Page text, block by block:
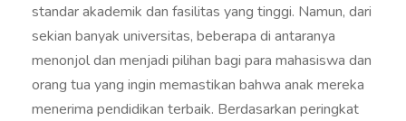
standar akademik dan fasilitas yang tinggi. Namun, dari
sekian banyak universitas, beberapa di antaranya
menonjol dan menjadi pilihan bagi para mahasiswa dan
orang tua yang ingin memastikan bahwa anak mereka
menerima pendidikan terbaik. Berdasarkan peringkat